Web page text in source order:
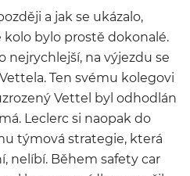
a jak se ukázalo,
kolo bylo prostě dokonalé.
nejrychlejší, na výjezdu se
Ten svému kolegovi
Vettel byl odhodlán
Leclerc si naopak do
týmová strategie, která
nelíbí. Během safety car